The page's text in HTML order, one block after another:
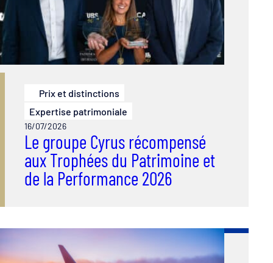
Prix et distinctions
Expertise patrimoniale
16/07/2026
Le groupe Cyrus récompensé
aux Trophées du Patrimoine et
de la Performance 2026